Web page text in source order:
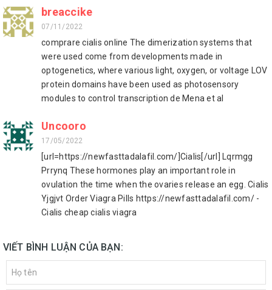
breaccike
07/11/2022
comprare cialis online The dimerization systems that
were used come from developments made in
optogenetics, where various light, oxygen, or voltage LOV
protein domains have been used as photosensory
modules to control transcription de Mena et al
Uncooro
17/05/2022
[url=https://newfasttadalafil.com/]Cialis[/url] Lqrmgg
Prrynq These hormones play an important role in
ovulation the time when the ovaries release an egg. Cialis
Yjgjvt Order Viagra Pills https://newfasttadalafil.com/ -
Cialis cheap cialis viagra
VIẾT BÌNH LUẬN CỦA BẠN: